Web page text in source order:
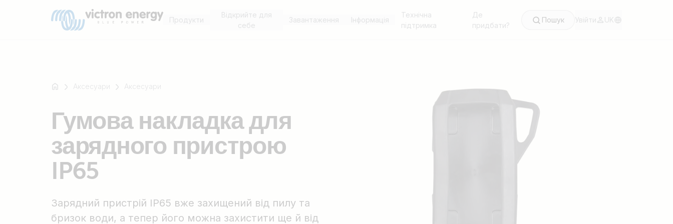
Продукти
Відкрийте для
себе
Завантаження Інформація
Технічна
підтримка
Де
придбати?
Пошук Увійти UK
Аксесуари Аксесуари
Гумова накладка для
зарядного пристрою
IP65
Зарядний пристрій IP65 вже захищений від пилу та
бризок води, а тепер його можна захистити ще й від